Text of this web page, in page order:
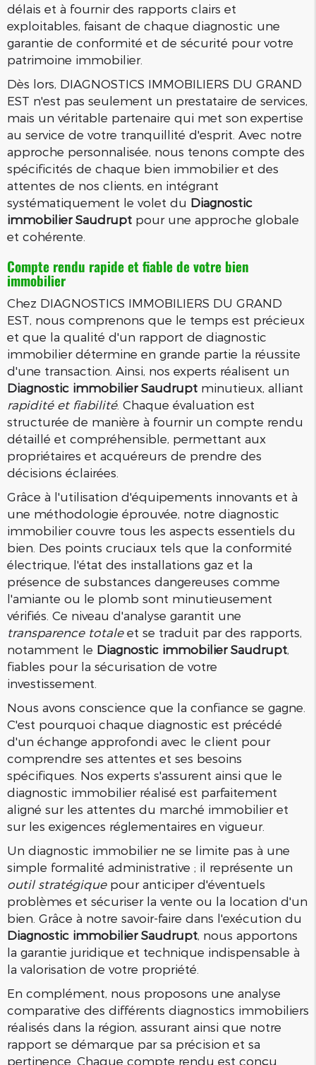
délais et à fournir des rapports clairs et
exploitables, faisant de chaque diagnostic une
garantie de conformité et de sécurité pour votre
patrimoine immobilier.
Dès lors, DIAGNOSTICS IMMOBILIERS DU GRAND
EST n'est pas seulement un prestataire de services,
mais un véritable partenaire qui met son expertise
au service de votre tranquillité d'esprit. Avec notre
approche personnalisée, nous tenons compte des
spécificités de chaque bien immobilier et des
attentes de nos clients, en intégrant
systématiquement le volet du Diagnostic
immobilier Saudrupt pour une approche globale
et cohérente.
Compte rendu rapide et fiable de votre bien
immobilier
Chez DIAGNOSTICS IMMOBILIERS DU GRAND
EST, nous comprenons que le temps est précieux
et que la qualité d'un rapport de diagnostic
immobilier détermine en grande partie la réussite
d'une transaction. Ainsi, nos experts réalisent un
Diagnostic immobilier Saudrupt minutieux, alliant
rapidité et fiabilité. Chaque évaluation est
structurée de manière à fournir un compte rendu
détaillé et compréhensible, permettant aux
propriétaires et acquéreurs de prendre des
décisions éclairées.
Grâce à l'utilisation d'équipements innovants et à
une méthodologie éprouvée, notre diagnostic
immobilier couvre tous les aspects essentiels du
bien. Des points cruciaux tels que la conformité
électrique, l'état des installations gaz et la
présence de substances dangereuses comme
l'amiante ou le plomb sont minutieusement
vérifiés. Ce niveau d'analyse garantit une
transparence totaleet se traduit par des rapports,
notamment le Diagnostic immobilier Saudrupt,
fiables pour la sécurisation de votre
investissement.
Nous avons conscience que la confiance se gagne.
C'est pourquoi chaque diagnostic est précédé
d'un échange approfondi avec le client pour
comprendre ses attentes et ses besoins
spécifiques. Nos experts s'assurent ainsi que le
diagnostic immobilier réalisé est parfaitement
aligné sur les attentes du marché immobilier et
sur les exigences réglementaires en vigueur.
Un diagnostic immobilier ne se limite pas à une
simple formalité administrative ; il représente un
outil stratégiquepour anticiper d'éventuels
problèmes et sécuriser la vente ou la location d'un
bien. Grâce à notre savoir-faire dans l'exécution du
Diagnostic immobilier Saudrupt, nous apportons
la garantie juridique et technique indispensable à
la valorisation de votre propriété.
En complément, nous proposons une analyse
comparative des différents diagnostics immobiliers
réalisés dans la région, assurant ainsi que notre
rapport se démarque par sa précision et sa
pertinence. Chaque compte rendu est conçu